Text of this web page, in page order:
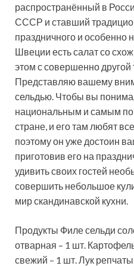
распространённый в
СССР и ставший
праздничного и особенно
Швеции есть салат со
этом с совершенно другой
Представляю вашему
сельдью. Чтобы вы
национальным и самым
стране, и его там любят
поэтому он уже достоин
приготовив его на
удивить своих гостей
совершить небольшое
мир скандинавской кухни.
Продукты Филе сельди
отварная – 1 шт.
свежий – 1 шт. Лук